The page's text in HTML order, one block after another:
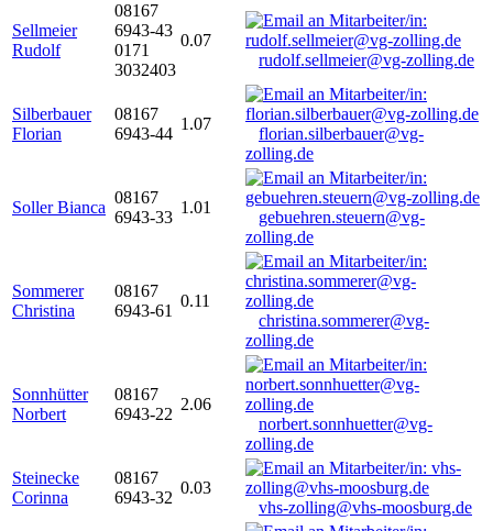
Sellmeier
Rudolf
08167
6943-43
0171
3032403
0.07
rudolf.sellmeier@vg-zolling.de
Silberbauer
Florian
08167
6943-44
1.07
florian.silberbauer@vg-
zolling.de
Soller Bianca
08167
6943-33
1.01
gebuehren.steuern@vg-
zolling.de
Sommerer
Christina
08167
6943-61
0.11
christina.sommerer@vg-
zolling.de
Sonnhütter
Norbert
08167
6943-22
2.06
norbert.sonnhuetter@vg-
zolling.de
Steinecke
Corinna
08167
6943-32
0.03
vhs-zolling@vhs-moosburg.de